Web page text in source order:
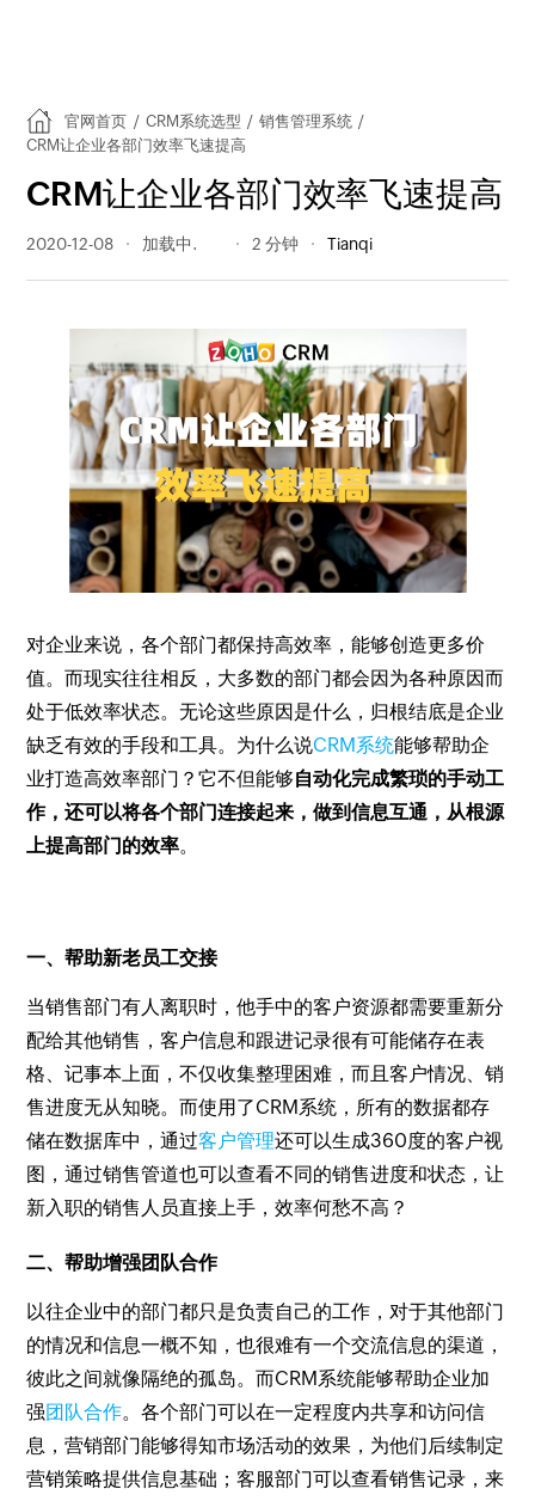
官网首页 / CRM系统选型 / 销售管理系统 /
CRM让企业各部门效率飞速提高
CRM让企业各部门效率飞速提高
2020-12-08 275 阅读量 2 分钟 Tianqi
对企业来说，各个部门都保持高效率，能够创造更多价
值。而现实往往相反，大多数的部门都会因为各种原因而
处于低效率状态。无论这些原因是什么，归根结底是企业
缺乏有效的手段和工具。为什么说CRM系统能够帮助企
业打造高效率部门？它不但能够自动化完成繁琐的手动工
作，还可以将各个部门连接起来，做到信息互通，从根源
上提高部门的效率。
一、帮助新老员工交接
当销售部门有人离职时，他手中的客户资源都需要重新分
配给其他销售，客户信息和跟进记录很有可能储存在表
格、记事本上面，不仅收集整理困难，而且客户情况、销
售进度无从知晓。而使用了CRM系统，所有的数据都存
储在数据库中，通过客户管理还可以生成360度的客户视
图，通过销售管道也可以查看不同的销售进度和状态，让
新入职的销售人员直接上手，效率何愁不高？
二、帮助增强团队合作
以往企业中的部门都只是负责自己的工作，对于其他部门
的情况和信息一概不知，也很难有一个交流信息的渠道，
彼此之间就像隔绝的孤岛。而CRM系统能够帮助企业加
强团队合作。各个部门可以在一定程度内共享和访问信
息，营销部门能够得知市场活动的效果，为他们后续制定
营销策略提供信息基础；客服部门可以查看销售记录，来